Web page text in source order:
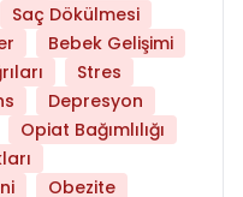
Saç Dökülmesi
Bebek Gelişimi
Stres
Depresyon
Opiat Bağımlılığı
Obezite